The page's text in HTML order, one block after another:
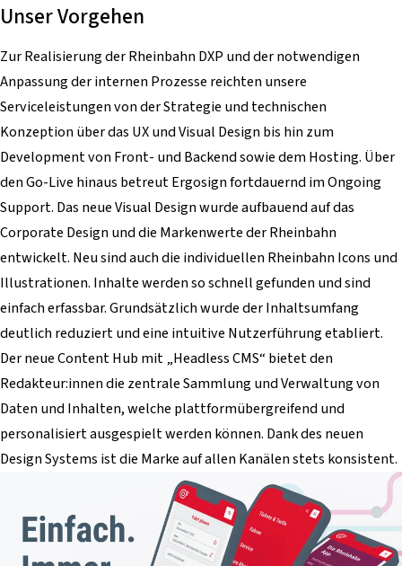
Unser Vorgehen
Zur Realisierung der Rheinbahn DXP und der notwendigen
Anpassung der internen Prozesse reichten unsere
Serviceleistungen von der Strategie und technischen
Konzeption über das UX und Visual Design bis hin zum
Development von Front- und Backend sowie dem Hosting. Über
den Go-Live hinaus betreut Ergosign fortdauernd im Ongoing
Support. Das neue Visual Design wurde aufbauend auf das
Corporate Design und die Markenwerte der Rheinbahn
entwickelt. Neu sind auch die individuellen Rheinbahn Icons und
Illustrationen. Inhalte werden so schnell gefunden und sind
einfach erfassbar. Grundsätzlich wurde der Inhaltsumfang
deutlich reduziert und eine intuitive Nutzerführung etabliert.
Der neue Content Hub mit „Headless CMS“ bietet den
Redakteur:innen die zentrale Sammlung und Verwaltung von
Daten und Inhalten, welche plattformübergreifend und
personalisiert ausgespielt werden können. Dank des neuen
Design Systems ist die Marke auf allen Kanälen stets konsistent.